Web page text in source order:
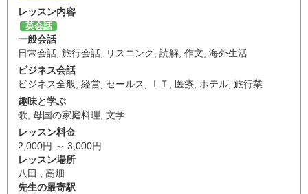
レッスン内容
英会話
一般会話
日常会話 旅行会話 リスニング 読解 作文 海外生活
ビジネス会話
ビジネス全般 経営 セールス ＩＴ 医療 ホテル 旅行業
趣味と学ぶ
歌 母国の家庭料理 文学
レッスン料金
2,000円 ～ 3,000円
レッスン場所
八田 , 高畑
先生の最寄駅